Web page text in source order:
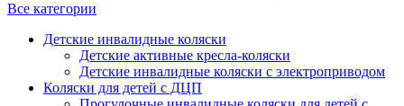
Все категории
Детские инвалидные коляски
Детские активные кресла-коляски
Детские инвалидные коляски с электроприводом
Коляски для детей с ДЦП